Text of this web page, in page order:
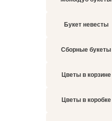
Букет невесты
Сборные букеты
Цветы в корзине
Цветы в коробке